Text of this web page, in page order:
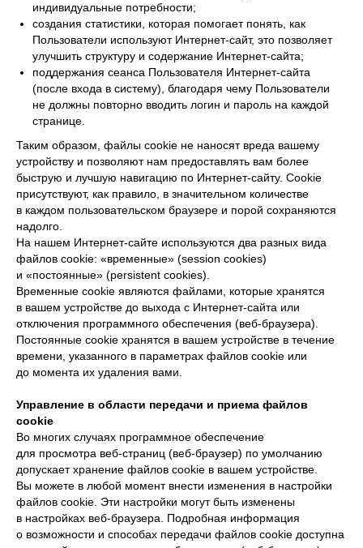
индивидуальные потребности;
создания статистики, которая помогает понять, как
Пользователи используют Интернет-сайт, это позволяет
улучшить структуру и содержание Интернет-сайта;
поддержания сеанса Пользователя Интернет-сайта
(после входа в систему), благодаря чему Пользователи
не должны повторно вводить логин и пароль на каждой
странице.
Таким образом, файлы cookie не наносят вреда вашему
устройству и позволяют нам предоставлять вам более
быструю и лучшую навигацию по Интернет-сайту. Cookie
присутствуют, как правило, в значительном количестве
в каждом пользовательском браузере и порой сохраняются
надолго.
На нашем Интернет-сайте используются два разных вида
файлов cookie: «временные» (session cookies)
и «постоянные» (persistent cookies).
Временные cookie являются файлами, которые хранятся
в вашем устройстве до выхода с Интернет-сайта или
отключения программного обеспечения (веб-браузера).
Постоянные cookie хранятся в вашем устройстве в течение
времени, указанного в параметрах файлов cookie или
до момента их удаления вами.
Управление в области передачи и приема файлов
cookie
Во многих случаях программное обеспечение
для просмотра веб-страниц (веб-браузер) по умолчанию
допускает хранение файлов cookie в вашем устройстве.
Вы можете в любой момент внести изменения в настройки
файлов cookie. Эти настройки могут быть изменены
в настройках веб-браузера. Подробная информация
о возможности и способах передачи файлов cookie доступна